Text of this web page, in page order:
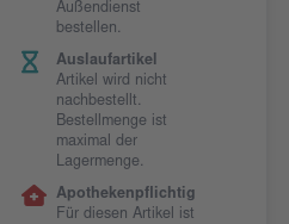
Außendienst
bestellen.
Auslaufartikel
Artikel wird nicht
nachbestellt.
Bestellmenge ist
maximal der
Lagermenge.
Apothekenpflichtig
Für diesen Artikel ist